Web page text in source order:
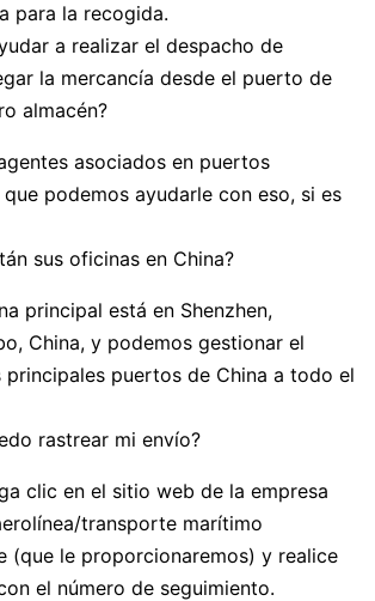
para la recogida.
a realizar el despacho de
la mercancía desde el puerto de
almacén?
asociados en puertos
podemos ayudarle con eso, si es
sus oficinas en China?
principal está en Shenzhen,
China, y podemos gestionar el
principales puertos de China a todo el
rastrear mi envío?
clic en el sitio web de la empresa
transporte marítimo
(que le proporcionaremos) y realice
el número de seguimiento.